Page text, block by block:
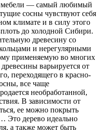
мебели — самый любимый
сосны чувствуют себя
климате и в силу этого
до холодной Сибири.
древесину со
и нерегулярными
применяемую во многих
варьируется от
переходящего в красно-
все чаще
необработанной,
В зависимости от
ее можно покрыть
Это дерево идеально
а также может быть